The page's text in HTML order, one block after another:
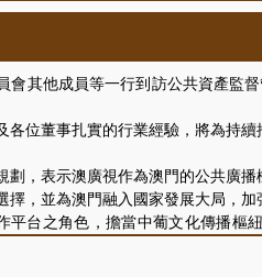
，以及其相關部門的主管及業務工
他成員等一行到訪公共資產監督
位董事扎實的行業經驗，將為持續
，表示澳廣視作為澳門的公共廣播
，並為澳門融入國家發展大局，
台之角色，擔當中葡文化傳播樞